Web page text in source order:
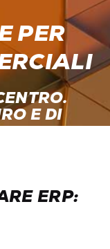
PER
E DI
ERP: